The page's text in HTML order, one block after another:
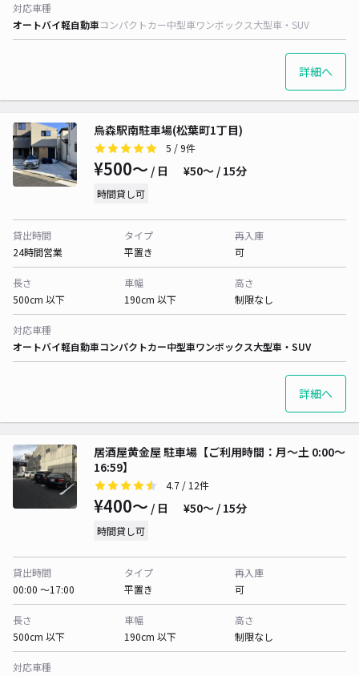
対応車種
オートバイ軽自動車コンパクトカー中型車ワンボックス大型車・SUV
詳細へ
烏森駅南駐車場(松葉町1丁目)
5 / 9件
¥500〜 / 日 ¥50〜 / 15分
時間貸し可
貸出時間
24時間営業
タイプ
平置き
再入庫
可
長さ
500cm 以下
車幅
190cm 以下
高さ
制限なし
対応車種
オートバイ軽自動車コンパクトカー中型車ワンボックス大型車・SUV
詳細へ
居酒屋黄金屋 駐車場【ご利用時間：月～土 0:00～
16:59】
4.7 / 12件
¥400〜 / 日 ¥50〜 / 15分
時間貸し可
貸出時間
00:00 〜17:00
タイプ
平置き
再入庫
可
長さ
500cm 以下
車幅
190cm 以下
高さ
制限なし
対応車種